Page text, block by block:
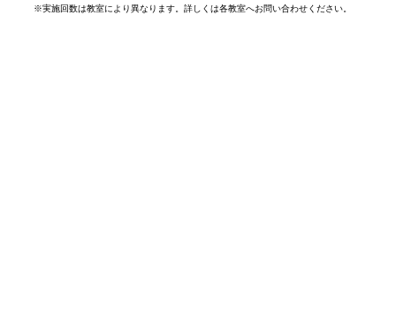
※実施回数は教室により異なります。詳しくは各教室へお問い合わせください。